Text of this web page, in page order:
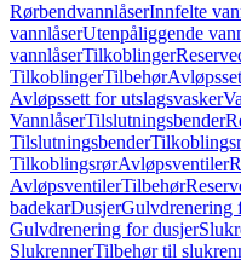
RørbendvannlåserInnfelte
vannlåserUtenpåliggende
vannlåserTilkoblinger
TilkoblingerTilbehør
Avløpssett for utslagsvasker
VannlåserTilslutningsbender
Tilslutningsbender
TilkoblingsrørAvløpsventiler
AvløpsventilerTilbehør
badekarDusjerGulvdrenering
Gulvdrenering for dusjer
SlukrennerTilbehør til